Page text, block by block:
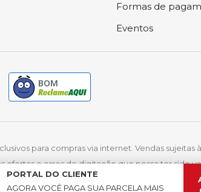
Formas de
Eventos
BOM
para compras via internet. Vendas sujeitas
ofertas e erros de digitação que possa ter sido
Eletrodomesticos LTDA | CNPJ: 32.951.535/
PORTAL DO CLIENTE
AGORA VOCÊ PAGA SUA PARCELA MAIS